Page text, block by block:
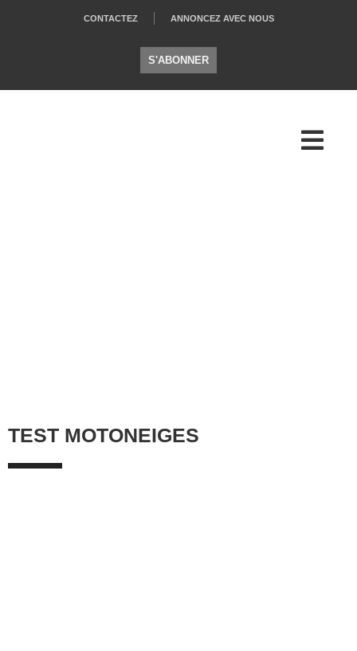
CONTACTEZ ANNONCEZ AVEC NOUS
S'ABONNER
TEST MOTONEIGES